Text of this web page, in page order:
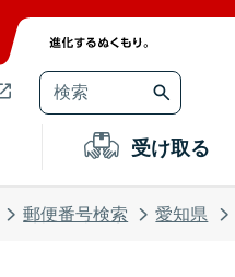
受け取る
郵便番号検索 愛知県